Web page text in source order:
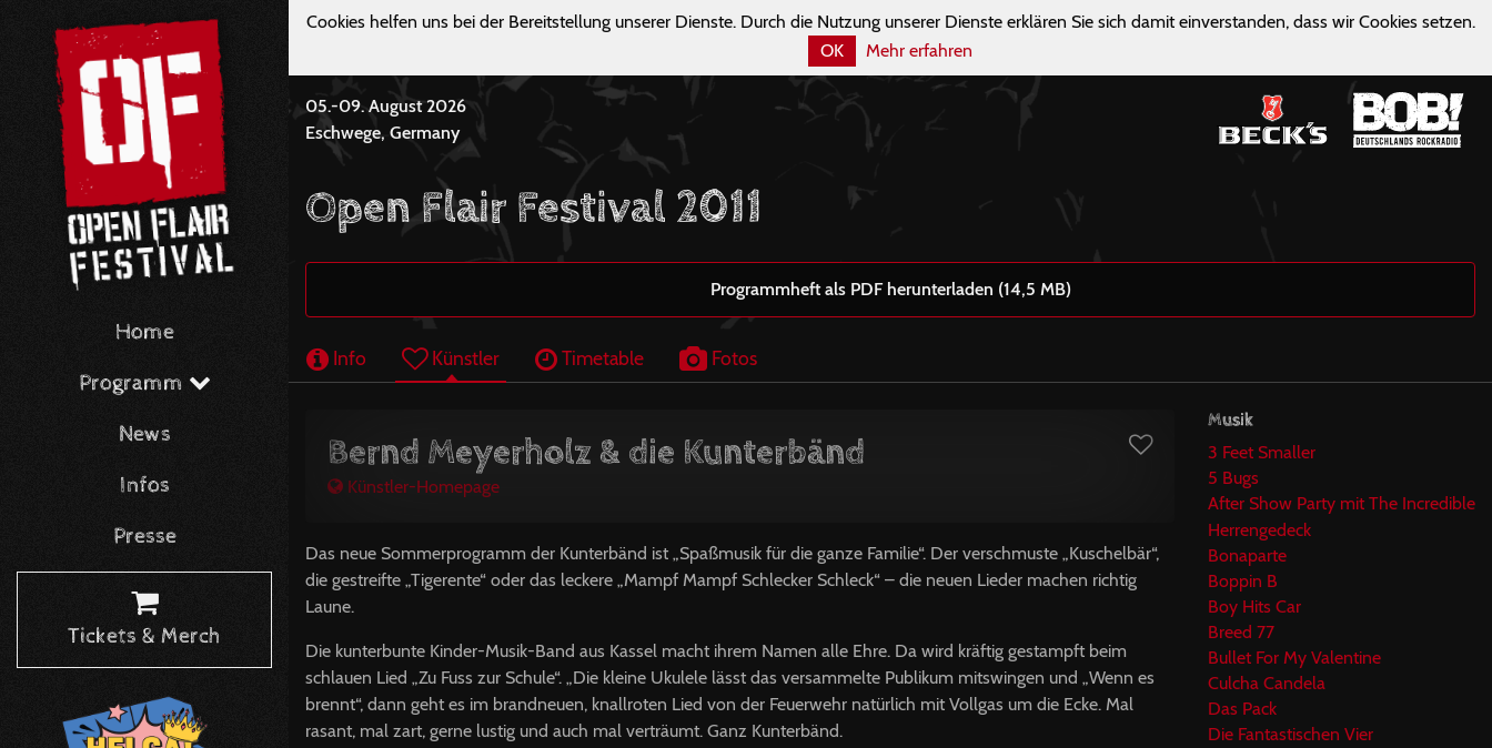
Home
Programm
News
Infos
Presse
Tickets & Merch
Cookies helfen uns bei der Bereitstellung unserer Dienste. Durch die Nutzung unserer Dienste erklären Sie sich damit einverstanden, dass wir Cookies setzen.
OK
Mehr erfahren
05.-09. August 2026
Eschwege, Germany
Open Flair Festival 2011
Programmheft als PDF herunterladen (14,5 MB)
Info Künstler Timetable Fotos
Bernd Meyerholz & die Kunterbänd
Künstler-Homepage
Das neue Sommerprogramm der Kunterbänd ist „Spaßmusik für die ganze Familie“. Der verschmuste „Kuschelbär“,
die gestreifte „Tigerente“ oder das leckere „Mampf Mampf Schlecker Schleck“ – die neuen Lieder machen richtig
Laune.
Die kunterbunte Kinder-Musik-Band aus Kassel macht ihrem Namen alle Ehre. Da wird kräftig gestampft beim
schlauen Lied „Zu Fuss zur Schule“. „Die kleine Ukulele lässt das versammelte Publikum mitswingen und „Wenn es
brennt“, dann geht es im brandneuen, knallroten Lied von der Feuerwehr natürlich mit Vollgas um die Ecke. Mal
rasant, mal zart, gerne lustig und auch mal verträumt. Ganz Kunterbänd.
Musik
3 Feet Smaller
5 Bugs
After Show Party mit The Incredible
Herrengedeck
Bonaparte
Boppin B
Boy Hits Car
Breed 77
Bullet For My Valentine
Culcha Candela
Das Pack
Die Fantastischen Vier